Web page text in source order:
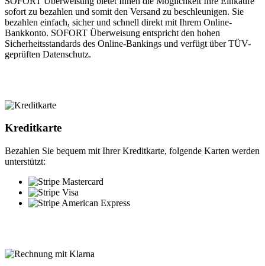
sofort zu bezahlen und somit den Versand zu beschleunigen. Sie
bezahlen einfach, sicher und schnell direkt mit Ihrem Online-
Bankkonto. SOFORT Überweisung entspricht den hohen
Sicherheitsstandards des Online-Bankings und verfügt über TÜV-
geprüften Datenschutz.
Kreditkarte
Bezahlen Sie bequem mit Ihrer Kreditkarte, folgende Karten werden
unterstützt: